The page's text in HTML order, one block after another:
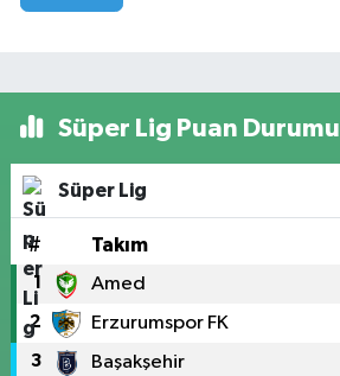
Süper Lig Puan Durumu
Süper Lig
# Takım
1 Amed
2 Erzurumspor FK
3 Başakşehir